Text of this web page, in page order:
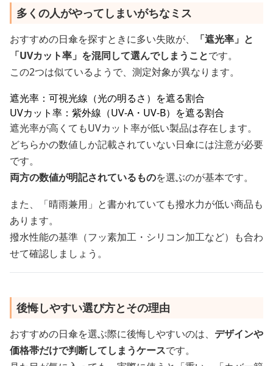
多くの人がやってしまいがちなミス
おすすめの日傘を探すときに多い失敗が、
「遮光率」と
「UVカット率」を混同して選んでしまうことです。
この2つは似ているようで、測定対象が異なります。
遮光率：可視光線（光の明るさ）を遮る割合
UVカット率：紫外線（UV-A・UV-B）を遮る割合
遮光率が高くてもUVカット率が低い製品は存在します。
どちらかの数値しか記載されていない日傘には注意が必要
です。
両方の数値が明記されているものを選ぶのが基本です。
また、「晴雨兼用」と書かれていても撥水力が低い商品も
あります。
撥水性能の基準（フッ素加工・シリコン加工など）も合わ
せて確認しましょう。
後悔しやすい選び方とその理由
おすすめの日傘を選ぶ際に後悔しやすいのは、 デザインや
価格帯だけで判断してしまうケースです。